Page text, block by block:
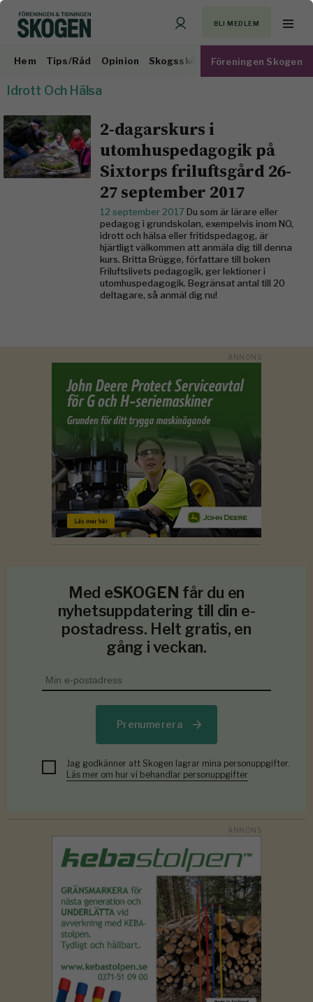
BLI MEDLEM
Hem Tips/Råd Opinion Skogsskötsel Virkesmarknad
Föreningen Skogen
Idrott Och Hälsa
2-dagarskurs i
utomhuspedagogik på
Sixtorps friluftsgård 26-
27 september 2017
12 september 2017 Du som är lärare eller
pedagog i grundskolan, exempelvis inom NO,
idrott och hälsa eller fritidspedagog, är
hjärtligt välkommen att anmäla dig till denna
kurs. Britta Brügge, författare till boken
Friluftslivets pedagogik, ger lektioner i
utomhuspedagogik. Begränsat antal till 20
deltagare, så anmäl dig nu!
Med eSKOGEN får du en
nyhetsuppdatering till din e-
postadress. Helt gratis, en
gång i veckan.
Prenumerera
Jag godkänner att Skogen lagrar mina personuppgifter.
Läs mer om hur vi behandlar personuppgifter